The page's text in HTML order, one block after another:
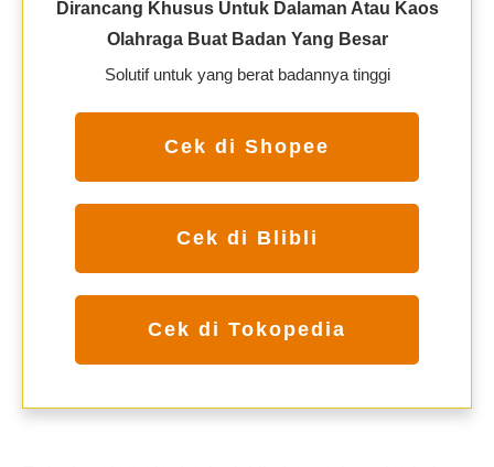
Dirancang Khusus Untuk Dalaman Atau Kaos
Olahraga Buat Badan Yang Besar
Solutif untuk yang berat badannya tinggi
Cek di Shopee
Cek di Blibli
Cek di Tokopedia